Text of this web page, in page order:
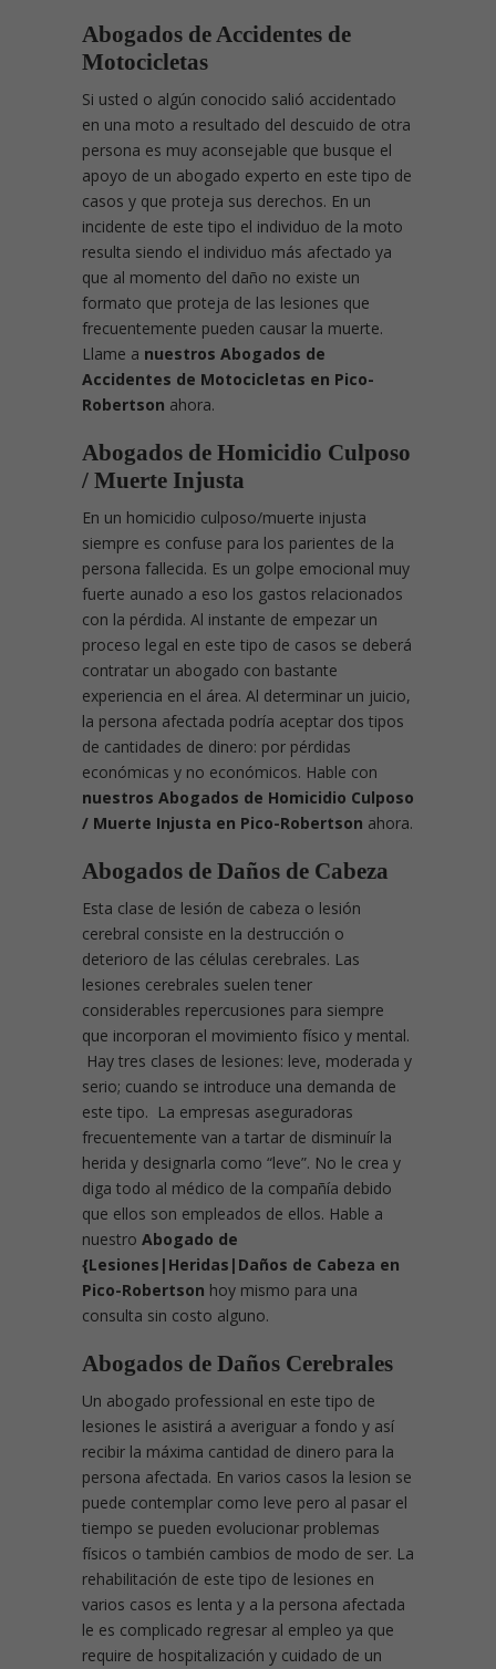
Abogados de Accidentes de
Motocicletas
Si usted o algún conocido salió accidentado
en una moto a resultado del descuido de otra
persona es muy aconsejable que busque el
apoyo de un abogado experto en este tipo de
casos y que proteja sus derechos. En un
incidente de este tipo el individuo de la moto
resulta siendo el individuo más afectado ya
que al momento del daño no existe un
formato que proteja de las lesiones que
frecuentemente pueden causar la muerte.
Llame a nuestros Abogados de
Accidentes de Motocicletas en Pico-
Robertson ahora.
Abogados de Homicidio Culposo
/ Muerte Injusta
En un homicidio culposo/muerte injusta
siempre es confuse para los parientes de la
persona fallecida. Es un golpe emocional muy
fuerte aunado a eso los gastos relacionados
con la pérdida. Al instante de empezar un
proceso legal en este tipo de casos se deberá
contratar un abogado con bastante
experiencia en el área. Al determinar un juicio,
la persona afectada podría aceptar dos tipos
de cantidades de dinero: por pérdidas
económicas y no económicos. Hable con
nuestros Abogados de Homicidio Culposo
/ Muerte Injusta en Pico-Robertson ahora.
Abogados de Daños de Cabeza
Esta clase de lesión de cabeza o lesión
cerebral consiste en la destrucción o
deterioro de las células cerebrales. Las
lesiones cerebrales suelen tener
considerables repercusiones para siempre
que incorporan el movimiento físico y mental.
Hay tres clases de lesiones: leve, moderada y
serio; cuando se introduce una demanda de
este tipo. La empresas aseguradoras
frecuentemente van a tartar de disminuír la
herida y designarla como “leve”. No le crea y
diga todo al médico de la compañía debido
que ellos son empleados de ellos. Hable a
nuestro Abogado de
{Lesiones|Heridas|Daños de Cabeza en
Pico-Robertson hoy mismo para una
consulta sin costo alguno.
Abogados de Daños Cerebrales
Un abogado professional en este tipo de
lesiones le asistirá a averiguar a fondo y así
recibir la máxima cantidad de dinero para la
persona afectada. En varios casos la lesion se
puede contemplar como leve pero al pasar el
tiempo se pueden evolucionar problemas
físicos o también cambios de modo de ser. La
rehabilitación de este tipo de lesiones en
varios casos es lenta y a la persona afectada
le es complicado regresar al empleo ya que
require de hospitalización y cuidado de un